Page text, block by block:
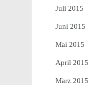
Juli 2015
Juni 2015
Mai 2015
April 2015
März 2015